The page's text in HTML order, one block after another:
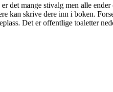
mange stivalg men alle
kan skrive dere inn i boken.
Det er offentlige toaletter